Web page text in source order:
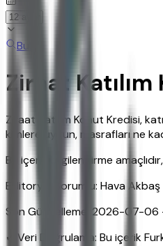
Bul
Ziraat
Ziraat Katılım Konut Kredisi,
kimlere uygun, masrafları ne
Bu içerik bilgilendirme
Editoryal Sorumlu: Hava
Son Güncelleme: 2026-07-06
✔ Veri Doğrulama: Bu içerik